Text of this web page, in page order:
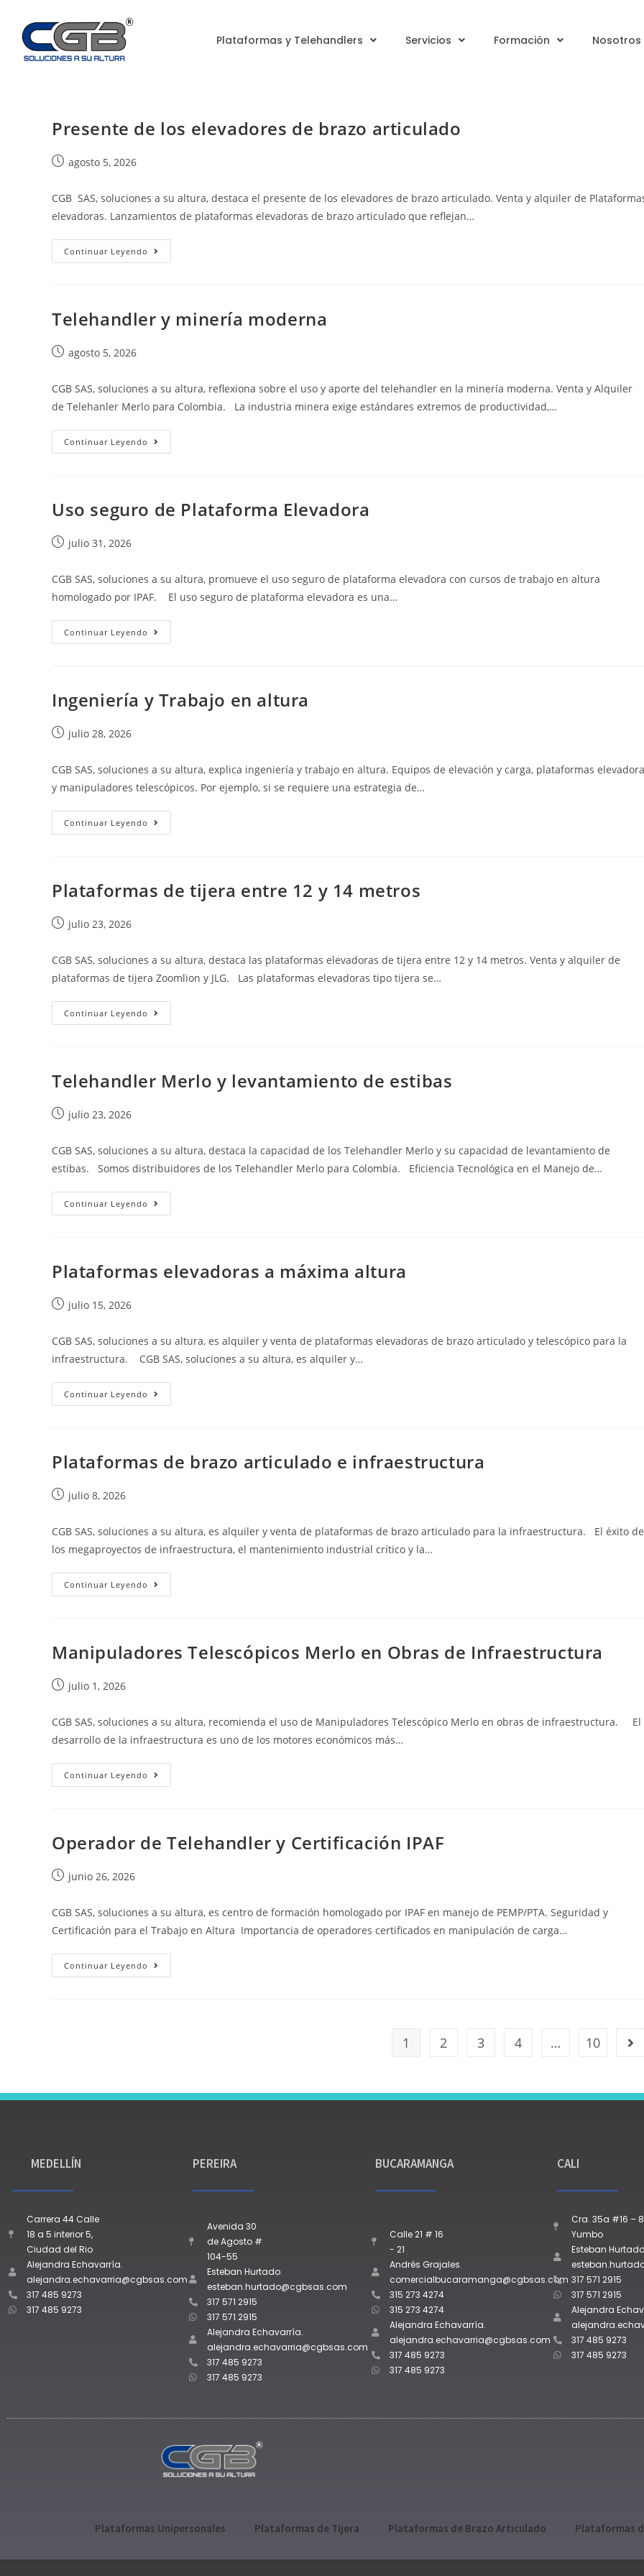
Plataformas y Telehandlers Servicios Formación Nosotros
Presente de los elevadores de brazo articulado
agosto 5, 2026
CGB SAS, soluciones a su altura, destaca el presente de los elevadores de brazo articulado. Venta y alquiler de
elevadoras. Lanzamientos de plataformas elevadoras de brazo articulado que reflejan…
Continuar Leyendo
Telehandler y minería moderna
agosto 5, 2026
CGB SAS, soluciones a su altura, reflexiona sobre el uso y aporte del telehandler en la minería moderna. Venta y Alquiler
de Telehanler Merlo para Colombia. La industria minera exige estándares extremos de productividad,…
Continuar Leyendo
Uso seguro de Plataforma Elevadora
julio 31, 2026
CGB SAS, soluciones a su altura, promueve el uso seguro de plataforma elevadora con cursos de trabajo en altura
homologado por IPAF. El uso seguro de plataforma elevadora es una…
Continuar Leyendo
Ingeniería y Trabajo en altura
julio 28, 2026
CGB SAS, soluciones a su altura, explica ingeniería y trabajo en altura. Equipos de elevación y carga, plataformas
y manipuladores telescópicos. Por ejemplo, si se requiere una estrategia de…
Continuar Leyendo
Plataformas de tijera entre 12 y 14 metros
julio 23, 2026
CGB SAS, soluciones a su altura, destaca las plataformas elevadoras de tijera entre 12 y 14 metros. Venta y alquiler de
plataformas de tijera Zoomlion y JLG. Las plataformas elevadoras tipo tijera se…
Continuar Leyendo
Telehandler Merlo y levantamiento de estibas
julio 23, 2026
CGB SAS, soluciones a su altura, destaca la capacidad de los Telehandler Merlo y su capacidad de levantamiento de
estibas. Somos distribuidores de los Telehandler Merlo para Colombia. Eficiencia Tecnológica en el Manejo de…
Continuar Leyendo
Plataformas elevadoras a máxima altura
julio 15, 2026
CGB SAS, soluciones a su altura, es alquiler y venta de plataformas elevadoras de brazo articulado y telescópico para la
infraestructura. CGB SAS, soluciones a su altura, es alquiler y…
Continuar Leyendo
Plataformas de brazo articulado e infraestructura
julio 8, 2026
CGB SAS, soluciones a su altura, es alquiler y venta de plataformas de brazo articulado para la infraestructura. El éxito de
los megaproyectos de infraestructura, el mantenimiento industrial crítico y la…
Continuar Leyendo
Manipuladores Telescópicos Merlo en Obras de Infraestructura
julio 1, 2026
CGB SAS, soluciones a su altura, recomienda el uso de Manipuladores Telescópico Merlo en obras de infraestructura. El
desarrollo de la infraestructura es uno de los motores económicos más…
Continuar Leyendo
Operador de Telehandler y Certificación IPAF
junio 26, 2026
CGB SAS, soluciones a su altura, es centro de formación homologado por IPAF en manejo de PEMP/PTA. Seguridad y
Certificación para el Trabajo en Altura Importancia de operadores certificados en manipulación de carga…
Continuar Leyendo
1 2 3 4 … 10
MEDELLÍN
Carrera 44 Calle
18 a 5 interior 5,
Ciudad del Rio
Alejandra Echavarría.
alejandra.echavarria@cgbsas.com
317 485 9273
317 485 9273
PEREIRA
Avenida 30
de Agosto #
104-55
Esteban Hurtado.
esteban.hurtado@cgbsas.com
317 571 2915
317 571 2915
Alejandra Echavarría.
alejandra.echavarria@cgbsas.com
317 485 9273
317 485 9273
BUCARAMANGA
Calle 21 # 16
- 21
Andrés Grajales.
comercialbucaramanga@cgbsas.com
315 273 4274
315 273 4274
Alejandra Echavarría.
alejandra.echavarria@cgbsas.com
317 485 9273
317 485 9273
CALI
Cra. 35a #16 –
Yumbo
Esteban
317 571 2915
317 571 2915
Alejandra
317 485 9273
317 485 9273
Plataformas Unipersonales Plataformas de Tijera Plataformas de Brazo Articulado Plataformas